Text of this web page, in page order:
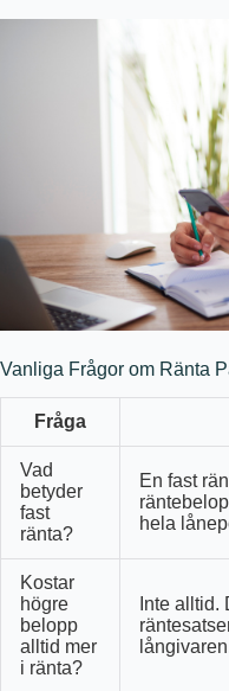
Vanliga Frågor om Ränta
Fråga
Vad
betyder
fast
ränta?
En fast
hela
Kostar
högre
belopp
alltid mer
i ränta?
Inte alltid.